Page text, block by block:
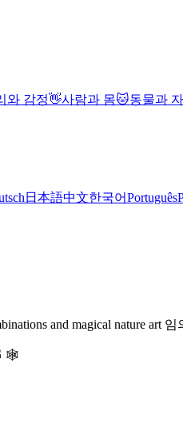
와 감정👋사람과 몸🐱동물과
日本語中文한국어Português
and magical nature art 임
🕸